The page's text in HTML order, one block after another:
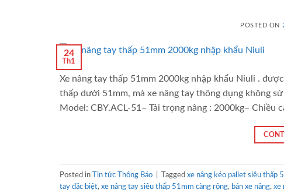
POSTED ON
24
Th1
Xe nâng tay thấp 51mm 2000kg nhập khẩu Niuli .
thấp dưới 51mm, mà xe nâng tay thông dụng không
Model: CBY.ACL-51– Tải trọng nâng : 2000kg– Chiều
Posted in Tin tức Thông Báo Tagged xe nâng kéo pallet siêu thấp
tay đặc biệt, xe nâng tay siêu thấp 51mm càng rộng, bán xe nâng, xe